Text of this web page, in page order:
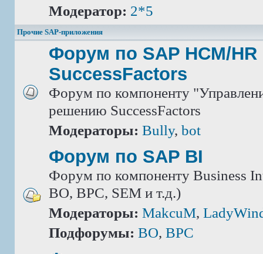
Модератор: 2*5
Прочие SAP-приложения
Форум по SAP HCM/HR
SuccessFactors
Форум по компоненту
решению SuccessFactors
Модераторы: Bully, bot
Форум по SAP BI
Форум по компоненту Business
BO, BPC, SEM и т.д.)
Модераторы: MakcuM,
Подфорумы: BO, BPC